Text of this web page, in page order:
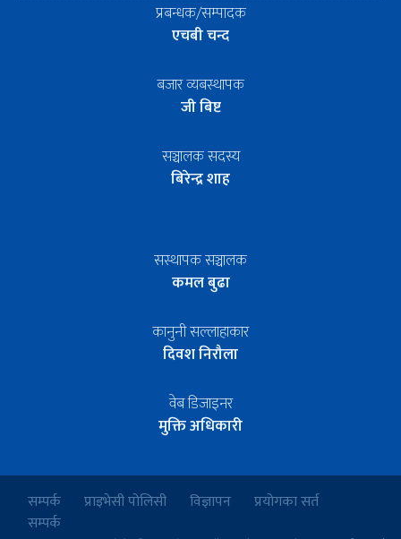
प्रबन्धक/सम्पादक
एचबी चन्द
बजार व्यबस्थापक
जी बिष्ट
सञ्चालक सदस्य
बिरेन्द्र शाह
सस्थापक सञ्चालक
कमल बुढा
कानुनी सल्लाहाकार
दिवश निरौला
वेब डिजाइनर
मुक्ति अधिकारी
सम्पर्क प्राइभेसी पोलिसी विज्ञापन
प्रयोगका सर्त
सम्पर्क